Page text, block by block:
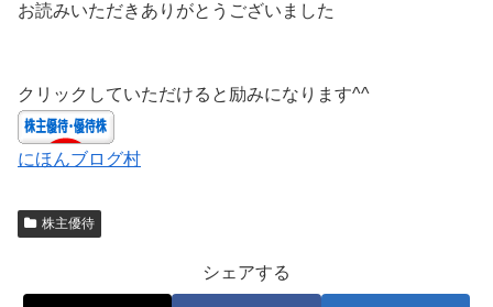
お読みいただきありがとうございました
クリックしていただけると励みになります^^
にほんブログ村
株主優待
シェアする